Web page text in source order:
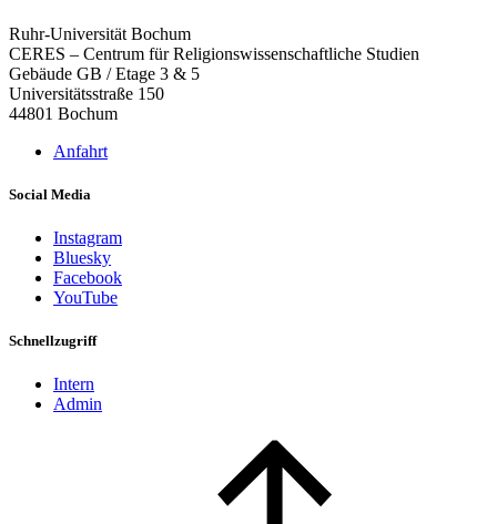
Ruhr-Universität Bochum
CERES – Centrum für Religionswissenschaftliche Studien
Gebäude GB / Etage 3 & 5
Universitätsstraße 150
44801 Bochum
Anfahrt
Social Media
Instagram
Bluesky
Facebook
YouTube
Schnellzugriff
Intern
Admin